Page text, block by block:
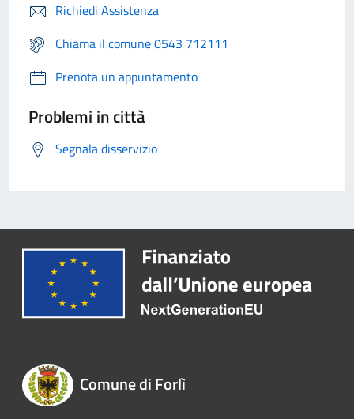
Richiedi Assistenza
Chiama il comune 0543 712111
Prenota un appuntamento
Problemi in città
Segnala disservizio
Comune di Forlì